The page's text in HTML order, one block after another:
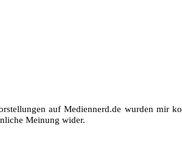
auf Mediennerd.de wurden mir
Meinung wider.